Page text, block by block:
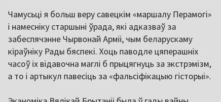
Чамусьці я больш веру савецкім «маршалу Перамогі»
і намесніку старшыні ўрада, які адказваў за
забеспячэнне Чырвонай Арміі, чым беларускаму
кіраўніку Рады бяспекі. Хоць паводле цяперашніх
часоў іх відавочна маглі б прыцягнуць за экстрэмізм,
а то і артыкул павесіць за «фальсіфікацыю гісторыі».